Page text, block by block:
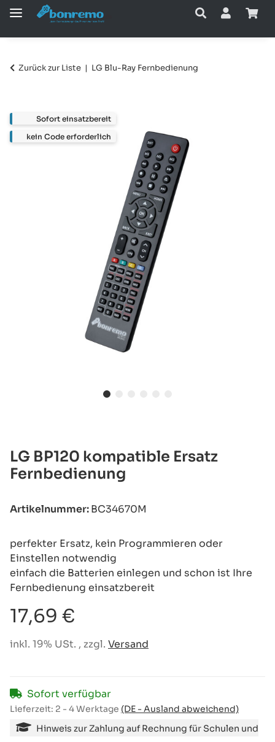
Zurück zur Liste LG Blu-Ray Fernbedienung
LG BP120 kompatible Ersatz
Fernbedienung
Artikelnummer:BC34670M
perfekter Ersatz, kein Programmieren oder
Einstellen notwendig
einfach die Batterien einlegen und schon ist Ihre
Fernbedienung einsatzbereit
17,69 €
inkl. 19% USt. , zzgl. Versand
Sofort verfügbar
Lieferzeit: 2 - 4 Werktage (DE - Ausland abweichend)
Hinweis zur Zahlung auf Rechnung für Schulen und